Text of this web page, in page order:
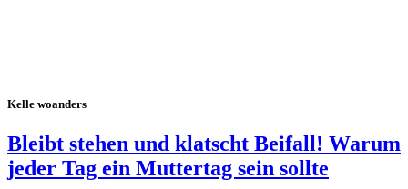
Kelle woanders
Bleibt stehen und klatscht Beifall! Warum
jeder Tag ein Muttertag sein sollte